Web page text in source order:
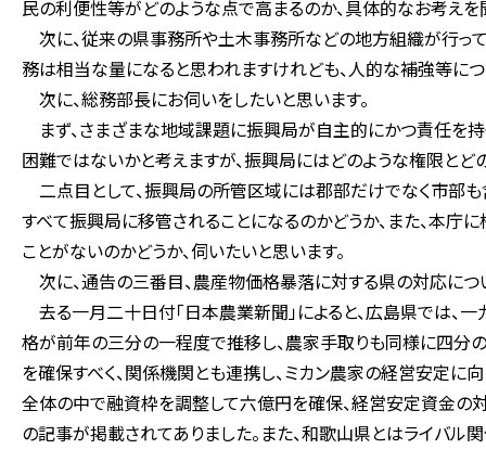
民の利便性等がどのような点で高まるのか、具体的なお考えを
次に、従来の県事務所や土木事務所などの地方組織が行っ
務は相当な量になると思われますけれども、人的な補強等に
次に、総務部長にお伺いをしたいと思います。
まず、さまざまな地域課題に振興局が自主的にかつ責任を
困難ではないかと考えますが、振興局にはどのような権限とど
二点目として、振興局の所管区域には郡部だけでなく市部
すべて振興局に移管されることになるのかどうか、また、本
ことがないのかどうか、伺いたいと思います。
次に、通告の三番目、農産物価格暴落に対する県の対応につ
去る一月二十日付「日本農業新聞」によると、広島県では、
格が前年の三分の一程度で推移し、農家手取りも同様に四分
を確保すべく、関係機関とも連携し、ミカン農家の経営安定
全体の中で融資枠を調整して六億円を確保、経営安定資金の
の記事が掲載されてありました。また、和歌山県とはライバ